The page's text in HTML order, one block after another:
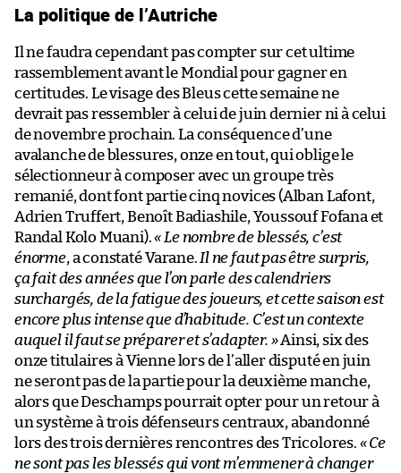
La politique de l’Autriche
Il ne faudra cependant pas compter sur cet ultime
rassemblement avant le Mondial pour gagner en
certitudes. Le visage des Bleus cette semaine ne
devrait pas ressembler à celui de juin dernier ni à celui
de novembre prochain. La conséquence d’une
avalanche de blessures, onze en tout, qui oblige le
sélectionneur à composer avec un groupe très
remanié, dont font partie cinq novices (Alban Lafont,
Adrien Truffert, Benoît Badiashile, Youssouf Fofana et
Randal Kolo Muani).« Le nombre de blessés, c’est
énorme, a constaté Varane. Il ne faut pas être surpris,
ça fait des années que l’on parle des calendriers
surchargés, de la fatigue des joueurs, et cette saison est
encore plus intense que d’habitude. C’est un contexte
auquel il faut se préparer et s’adapter. »Ainsi, six des
onze titulaires à Vienne lors de l’aller disputé en juin
ne seront pas de la partie pour la deuxième manche,
alors que Deschamps pourrait opter pour un retour à
un système à trois défenseurs centraux, abandonné
lors des trois dernières rencontres des Tricolores. « Ce
ne sont pas les blessés qui vont m’emmener à changer